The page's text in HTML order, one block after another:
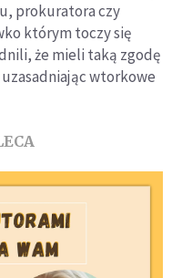
prokuratora czy
którym toczy się
że mieli taką zgodę
uzasadniając wtorkowe